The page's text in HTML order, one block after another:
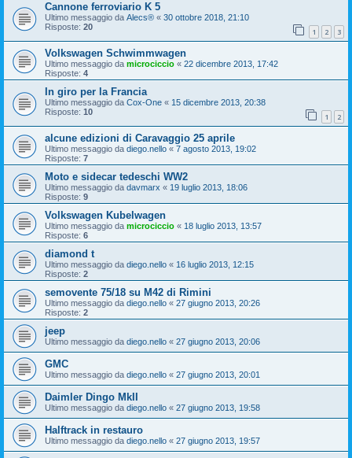
Cannone ferroviario K 5
Ultimo messaggio da Alecs® « 30 ottobre 2018, 21:10
Risposte: 20 1 2 3
Volkswagen Schwimmwagen
Ultimo messaggio da microciccio « 22 dicembre 2013, 17:42
Risposte: 4
In giro per la Francia
Ultimo messaggio da Cox-One « 15 dicembre 2013, 20:38
Risposte: 10 1 2
alcune edizioni di Caravaggio 25 aprile
Ultimo messaggio da diego.nello « 7 agosto 2013, 19:02
Risposte: 7
Moto e sidecar tedeschi WW2
Ultimo messaggio da davmarx « 19 luglio 2013, 18:06
Risposte: 9
Volkswagen Kubelwagen
Ultimo messaggio da microciccio « 18 luglio 2013, 13:57
Risposte: 6
diamond t
Ultimo messaggio da diego.nello « 16 luglio 2013, 12:15
Risposte: 2
semovente 75/18 su M42 di Rimini
Ultimo messaggio da diego.nello « 27 giugno 2013, 20:26
Risposte: 2
jeep
Ultimo messaggio da diego.nello « 27 giugno 2013, 20:06
GMC
Ultimo messaggio da diego.nello « 27 giugno 2013, 20:01
Daimler Dingo MkII
Ultimo messaggio da diego.nello « 27 giugno 2013, 19:58
Halftrack in restauro
Ultimo messaggio da diego.nello « 27 giugno 2013, 19:57